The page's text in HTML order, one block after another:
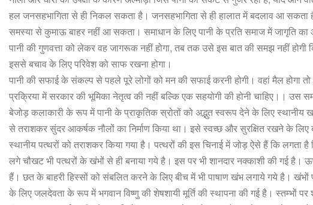
हलजनसहभागितासेहीनिकलसकताहै। जनसहभागितासेहीहालातमेंबदलावआसकता
समस्यासेकुमाऊबाहरनहींआसकता। समाधानकेलिएपानीकेप्रतिसमाजमेंजागृतिका
पानीकीगुणवत्ताकोलेकरवहजागरूकनहींहोगा, तबतकउसेइसबातकीसमझनहींहोगी
इससेबचावकेलिएपरिवेशकोसाफरखनाहोगा।
पानीकीसफाईकेसंकल्पसेपहलेपूरेलोगों कोमनकीसफाईकरनीहोगी। वहांमैलहोगातो
प्रक्रियामेंसरकारकीभूमिकानेतृत्वकीनहींबल्किएकसहयोगीकीहोनीचाहिए। । उस
बेजोड़कलाकारीकेरूपमेंपानीकेप्राकृतिकस्रोतोंकोअद्भुतस्वरूपदेनेकेलिएस्थानीय
सेतराशकरसुंदरआकर्षकनौलोंकानिर्माणकिया था। इसेस्वच्छऔरसुरक्षितरखनेकेलिए
स्थानीयपत्थरोंकोतराशकरकियागयाहै। पत्थरोंकीइसचिनाईमेंजोड़ऐसेहैंकिलगताहै
लगेचौखटभीपत्थरोंकेखंभोंसेहीबनायागयेहै। इसपरभीशानदारनक्काशीकीगईहै।
हैं। छतकेबाहरीहिस्सोंकोसंबलितकरनेकेलिएबीचमेंभीपाषाणखंभलगायेगयेहै। खंभों
केलिएजलदेवताकेरूपमेंभगवानविष्णुकीशेषशायीमूर्तिकीस्थापनाकीगईहै। स्तम्भोंपर